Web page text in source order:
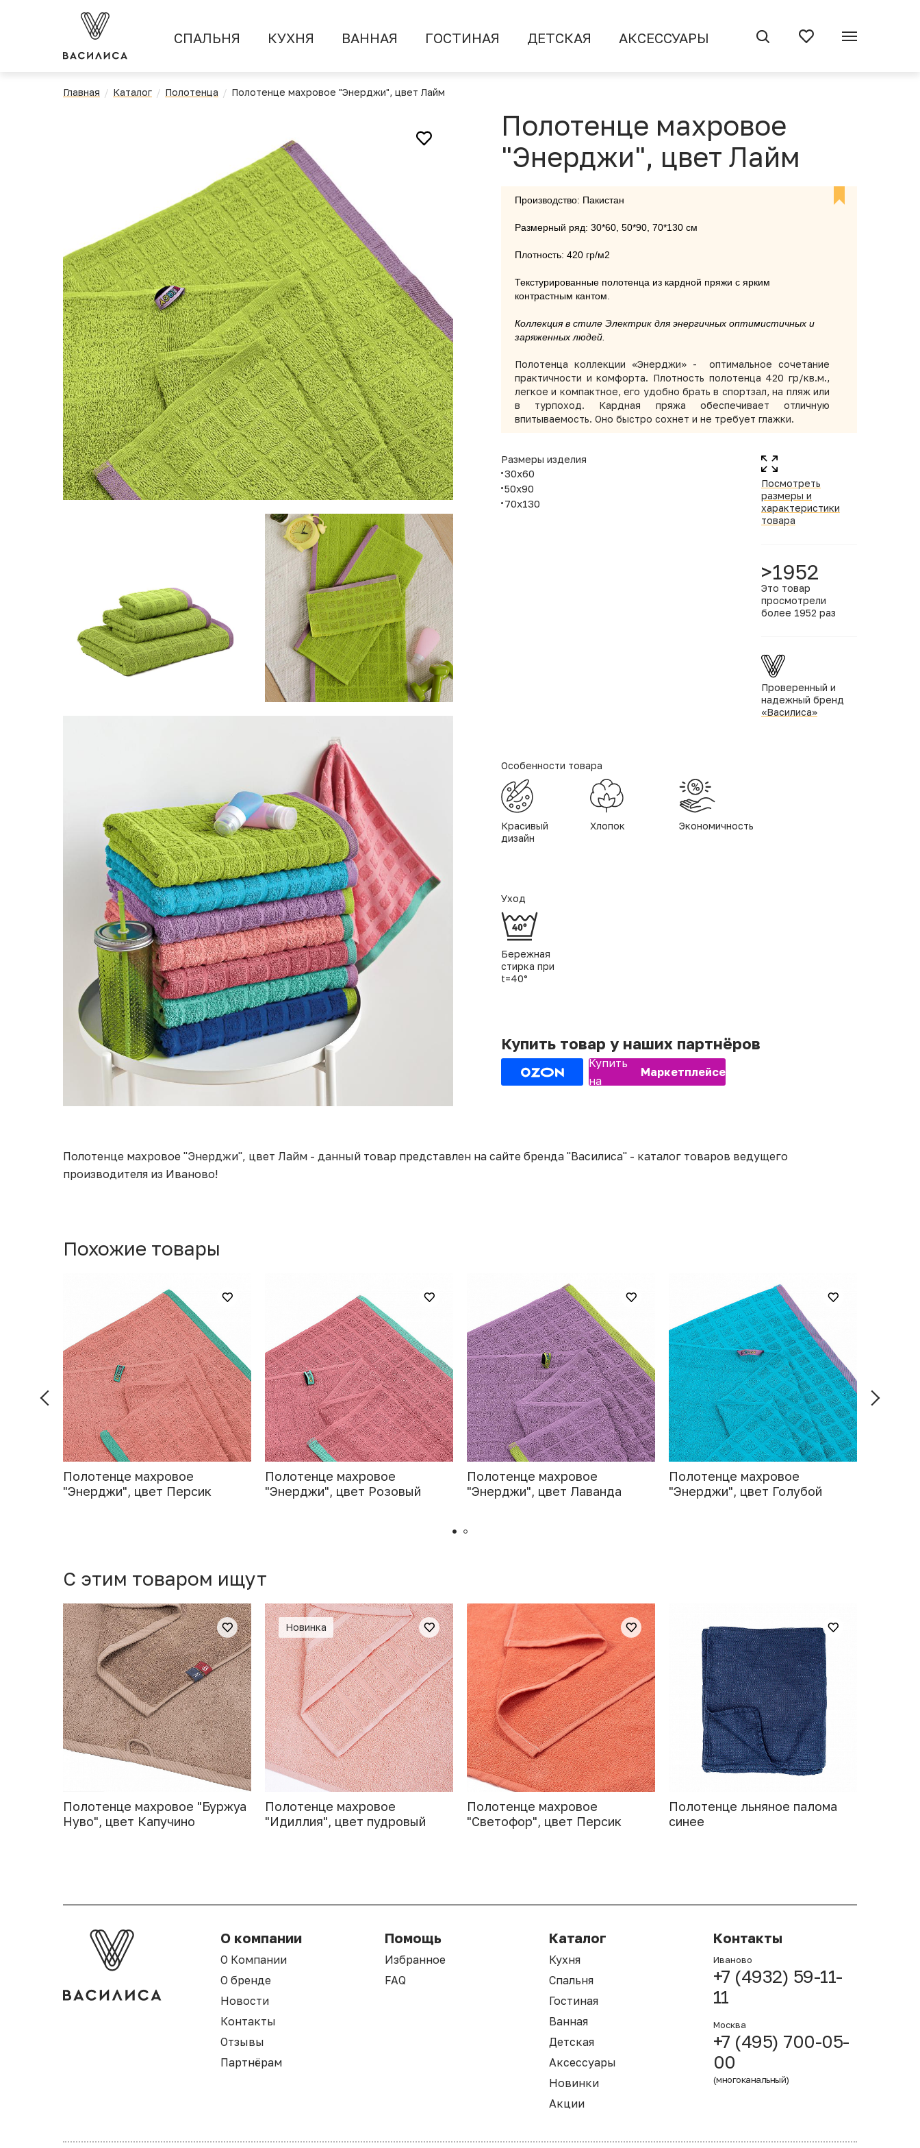
СПАЛЬНЯ КУХНЯ ВАННАЯ ГОСТИНАЯ ДЕТСКАЯ АКСЕССУАРЫ
Главная Каталог Полотенца Полотенце махровое "Энерджи", цвет Лайм
Полотенце махровое
"Энерджи", цвет Лайм
Производство: Пакистан
Размерный ряд: 30*60, 50*90, 70*130 см
Плотность: 420 гр/м2
Текстурированные полотенца из кардной пряжи с ярким
контрастным кантом.
Коллекция в стиле Электрик для энергичных оптимистичных и
заряженных людей.
Полотенца коллекции «Энерджи» -
оптимальное сочетание
практичности и комфорта. Плотность полотенца 420 гр/кв.м.,
легкое и компактное, его удобно брать в спортзал, на пляж или
в турпоход. Кардная пряжа обеспечивает отличную
впитываемость. Оно быстро сохнет и не требует глажки.
Размеры изделия
30х60
50х90
70х130
Посмотреть
размеры и
характеристики
товара
>1952
Это товар
просмотрели
более 1952 раз
Проверенный и
надежный бренд
«Василиса»
Особенности товара
Красивый
дизайн
Хлопок Экономичность
Уход
Бережная
стирка при
t=40°
Купить товар у наших партнёров
Купить
на
Маркетплейсе
Полотенце махровое "Энерджи", цвет Лайм - данный товар представлен на сайте бренда "Василиса" - каталог товаров ведущего
производителя из Иваново!
Похожие товары
Полотенце махровое
"Энерджи", цвет Персик
Полотенце махровое
"Энерджи", цвет Розовый
Полотенце махровое
"Энерджи", цвет Лаванда
Полотенце махровое
"Энерджи", цвет Голубой
C этим товаром ищут
Полотенце махровое "Буржуа
Нуво", цвет Капучино
Новинка
Полотенце махровое
"Идиллия", цвет пудровый
Полотенце махровое
"Светофор", цвет Персик
Полотенце льняное палома
синее
О компании
О Компании
О бренде
Новости
Контакты
Отзывы
Партнёрам
Помощь
Избранное
FAQ
Каталог
Кухня
Спальня
Гостиная
Ванная
Детская
Аксессуары
Новинки
Акции
Контакты
Иваново
+7 (4932) 59-11-
11
Москва
+7 (495) 700-05-
00
(многоканальный)